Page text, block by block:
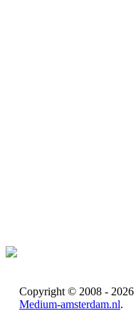
Copyright © 2008 - 2026
Medium-amsterdam.nl.